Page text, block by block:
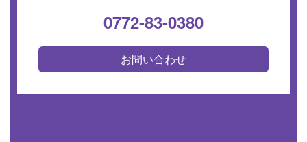
0772-83-0380
お問い合わせ